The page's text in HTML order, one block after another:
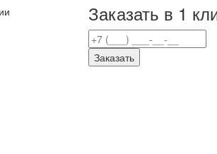
Заказать в 1
Заказать